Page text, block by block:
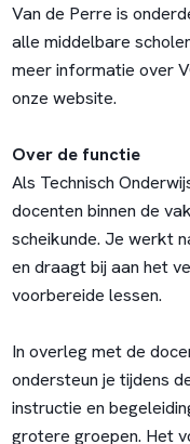
Van de Perre is
alle middelbare
meer informatie over
onze website.
Over de functie
Als Technisch
docenten binnen de
scheikunde. Je werkt
en draagt bij aan het
voorbereide lessen.
In overleg met de
ondersteun je tijdens
instructie en
grotere groepen. Het